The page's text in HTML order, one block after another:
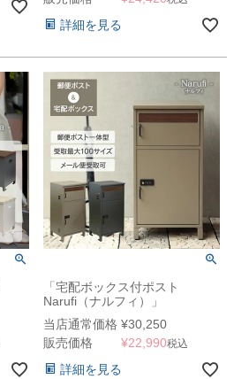
詳細を見る
「宅配ボックス付ポスト
Narufi（ナルフィ）」
当店通常価格 ¥30,250
販売価格
¥22,990税込
詳細を見る